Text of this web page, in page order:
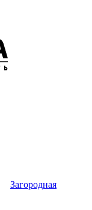
Загородная